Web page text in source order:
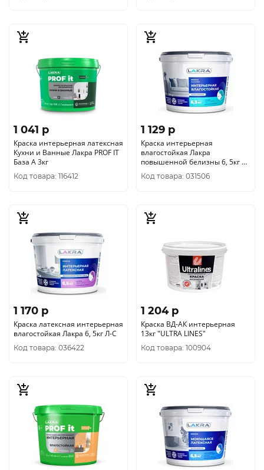
1 041 p
Краска интерьерная латексная
Кухни и Ванные Лакра PROF IT
База А 3кг
Код товара: 116412
1 129 p
Краска интерьерная
влагостойкая Лакра
повышенной белизны 6, 5кг Л-
С
Код товара: 031506
1 170 p
Краска латексная интерьерная
влагостойкая Лакра 6, 5кг Л-С
Код товара: 036422
1 204 p
Краска ВД-АК интерьерная
13кг "ULTRA LINES"
Код товара: 100904